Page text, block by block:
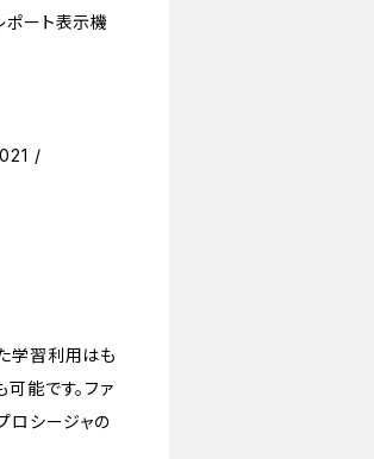
ポート表示機
/
学習利用はも
能です。ファ
ロシージャの